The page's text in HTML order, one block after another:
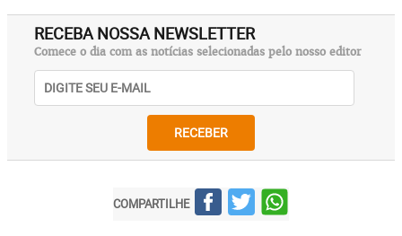
RECEBA NOSSA NEWSLETTER
Comece o dia com as notícias selecionadas pelo nosso editor
RECEBER
COMPARTILHE